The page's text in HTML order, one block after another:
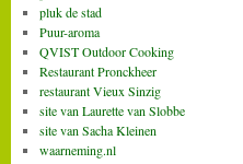
pluk de stad
Puur-aroma
QVIST Outdoor Cooking
Restaurant Pronckheer
restaurant Vieux Sinzig
site van Laurette van Slobbe
site van Sacha Kleinen
waarneming.nl